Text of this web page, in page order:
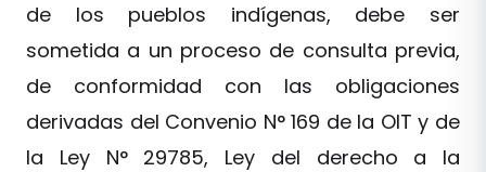
de los pueblos indígenas, debe ser
sometida a un proceso de consulta previa,
de conformidad con las obligaciones
derivadas del Convenio N° 169 de la OIT y de
la Ley N° 29785, Ley del derecho a la